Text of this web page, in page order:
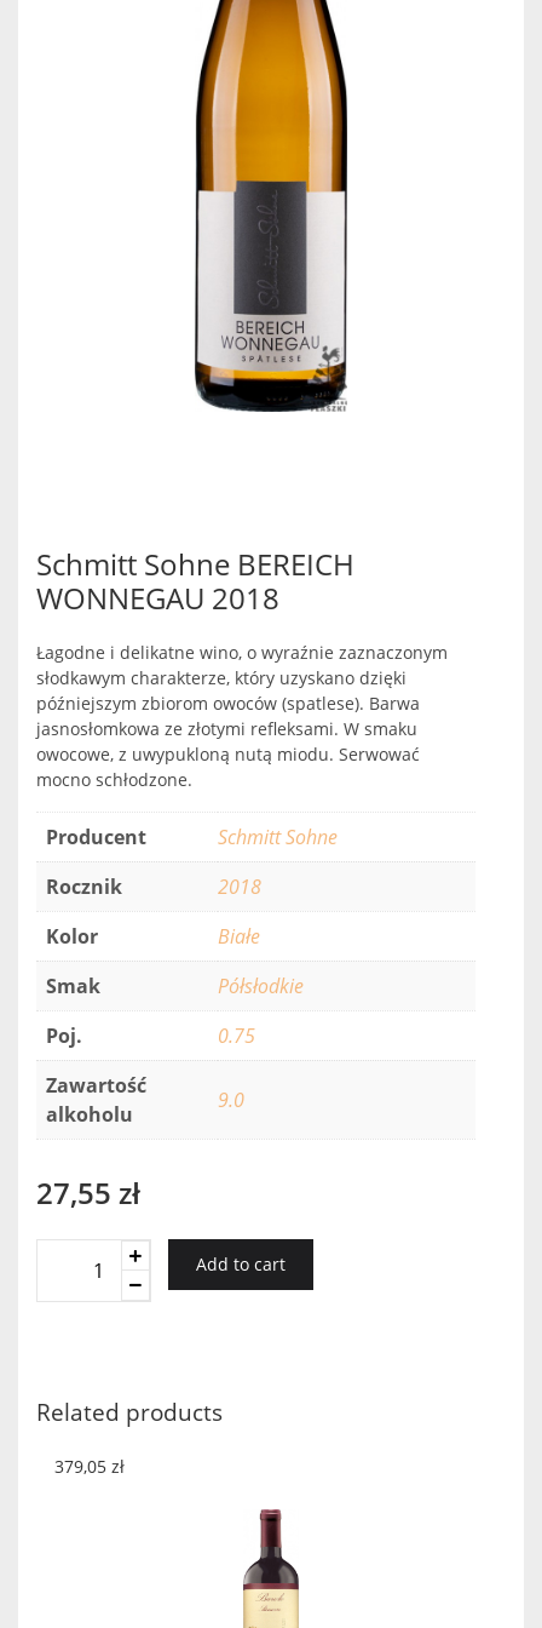
Schmitt Sohne BEREICH
WONNEGAU 2018
Łagodne i delikatne wino, o wyraźnie zaznaczonym
słodkawym charakterze, który uzyskano dzięki
późniejszym zbiorom owoców (spatlese). Barwa
jasnosłomkowa ze złotymi refleksami. W smaku
owocowe, z uwypukloną nutą miodu. Serwować
mocno schłodzone.
Producent
Schmitt Sohne
Rocznik
2018
Kolor
Białe
Smak
Półsłodkie
Poj.
0.75
Zawartość
alkoholu
9.0
27,55 zł
quantity
Add to cart
Related products
379,05 zł